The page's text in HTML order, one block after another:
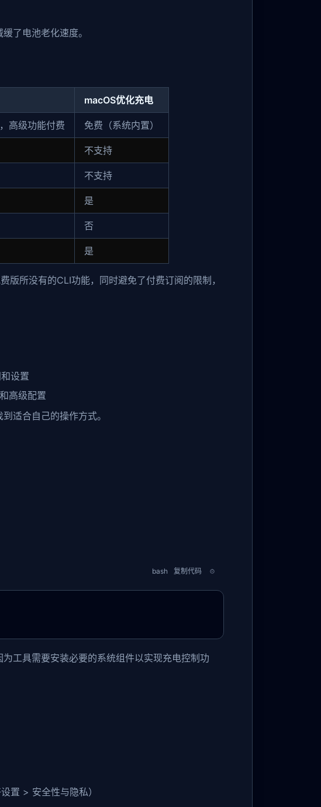
了电池老化速度。
macOS优化充电
高级功能付费 免费（系统内置）
不支持
不支持
是
否
是
所没有的CLI功能，同时避免了付费订阅的限制，
设置
高级配置
适合自己的操作方式。
bash 复制代码
工具需要安装必要的系统组件以实现充电控制功
置 > 安全性与隐私）